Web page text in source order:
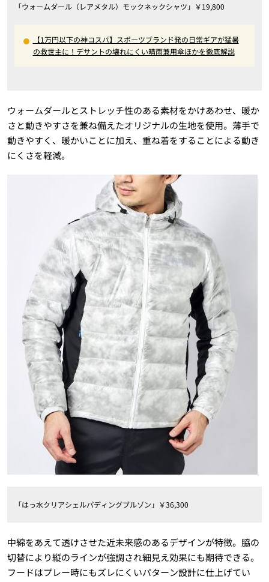
「ウォームダール（レアメタル）モックネックシャツ」￥19,800
【1万円以下の神コスパ】スポーツブランド発の日常ギアが猛暑
の救世主に！デサントの壊れにくい晴雨兼用傘ほかを徹底解説
ウォームダールとストレッチ性のある素材をかけあわせ、暖か
さと動きやすさを兼ね備えたオリジナルの生地を使用。薄手で
動きやすく、暖かいことに加え、重ね着をすることによる動き
にくさを軽減。
「はっ水クリアシェルパディングブルゾン」￥36,300
中綿をあえて透けさせた近未来感のあるデザインが特徴。脇の
切替により縦のラインが強調され細見え効果にも期待できる。
フードはプレー時にもズレにくいパターン設計に仕上げてい